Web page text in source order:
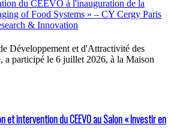
Développement et d'Attractivité des
a participé le 6 juillet 2026, à la Maison
intervention du CEEVO au Salon « Investir en